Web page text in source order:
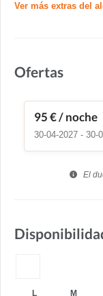
Ver más extras del
Ofertas
95 €/ noche
30-04-2027 - 30-
El
L M